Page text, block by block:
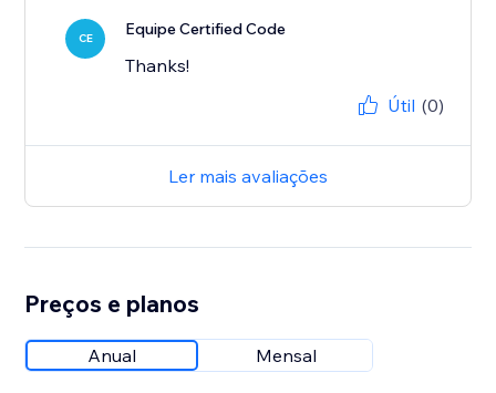
CE Equipe Certified Code
Thanks!
Útil (0)
Ler mais avaliações
Preços e planos
Anual Mensal